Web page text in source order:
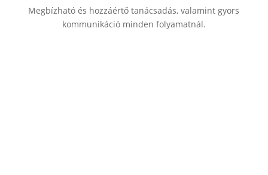
Megbízható és hozzáértő tanácsadás, valamint gyors
kommunikáció minden folyamatnál.